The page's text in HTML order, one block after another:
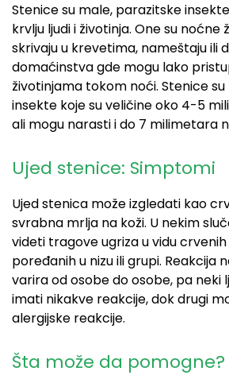
Stenice su male, parazitske
krvlju ljudi i životinja. One su noćne
skrivaju u krevetima, nameštaju ili
domaćinstva gde mogu lako
životinjama tokom noći. Stenice
insekte koje su veličine oko 4-5
ali mogu narasti i do 7 milimetara
Ujed stenice: Simptomi
Ujed stenica može izgledati kao
svrabna mrlja na koži. U nekim
videti tragove ugriza u vidu
poređanih u nizu ili grupi. Reakcija
varira od osobe do osobe, pa neki
imati nikakve reakcije, dok drugi
alergijske reakcije.
Šta može da pomogne?